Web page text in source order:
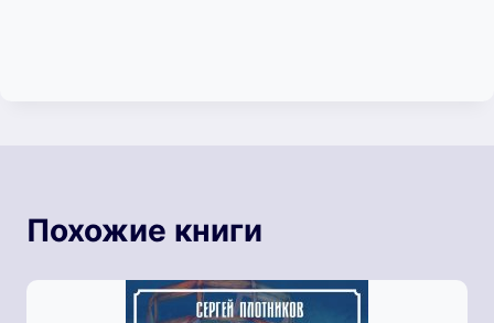
Похожие книги